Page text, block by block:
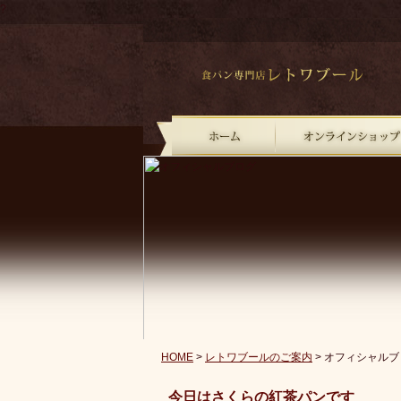
HOME > レトワブールのご案内 > オフィシャル
今日はさくらの紅茶パンです